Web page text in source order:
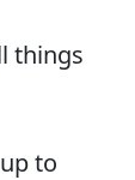
things
to